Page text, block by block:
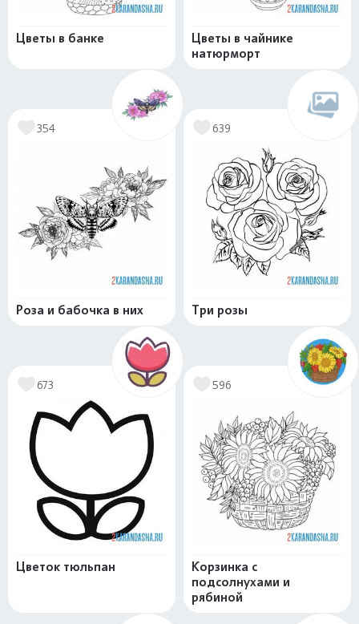
Цветы в банке
Цветы в чайнике
натюрморт
354
Роза и бабочка в них
639
Три розы
673
Цветок тюльпан
596
Корзинка с
подсолнухами и
рябиной